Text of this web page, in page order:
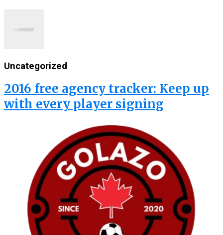
Uncategorized
2016 free agency tracker: Keep up
with every player signing